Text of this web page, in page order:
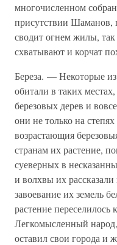
многочисленном
присутствии Шаманов,
сводит огнем жилы, так
схватывают и корчат
Береза. — Некоторые
обитали в таких
березовых дерев и
они не только на
возрастающия
странам их растение,
суеверных в
и волхвы их
завоевание их земель
растение
Легкомысленный
оставил свои города и